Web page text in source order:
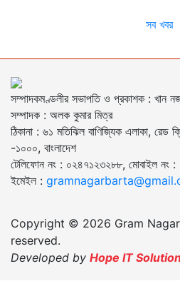
সব খবর
সম্পাদকমণ্ডলীর সভাপতি ও প্রকাশক : খান
সম্পাদক : অলক কুমার মিত্র
ঠিকানা : ৬১ মতিঝিল বাণিজ্যিক এলাকা, রেড
-১০০০, বাংলাদেশ
টেলিফোন নং : ০২৪৭১২৩২৮৮, মোবাইল নং
ইমেইল :
Copyright © 2026 Gram
reserved.
Developed by Hope IT